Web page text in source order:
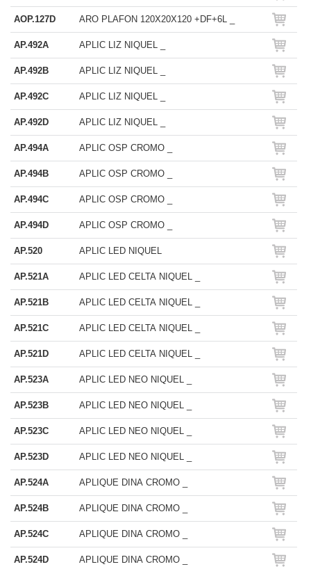
AOP.127D ARO PLAFON 120X20X120 +DF+6L _
AP.492A APLIC LIZ NIQUEL _
AP.492B APLIC LIZ NIQUEL _
AP.492C APLIC LIZ NIQUEL _
AP.492D APLIC LIZ NIQUEL _
AP.494A APLIC OSP CROMO _
AP.494B APLIC OSP CROMO _
AP.494C APLIC OSP CROMO _
AP.494D APLIC OSP CROMO _
AP.520 APLIC LED NIQUEL
AP.521A APLIC LED CELTA NIQUEL _
AP.521B APLIC LED CELTA NIQUEL _
AP.521C APLIC LED CELTA NIQUEL _
AP.521D APLIC LED CELTA NIQUEL _
AP.523A APLIC LED NEO NIQUEL _
AP.523B APLIC LED NEO NIQUEL _
AP.523C APLIC LED NEO NIQUEL _
AP.523D APLIC LED NEO NIQUEL _
AP.524A APLIQUE DINA CROMO _
AP.524B APLIQUE DINA CROMO _
AP.524C APLIQUE DINA CROMO _
AP.524D APLIQUE DINA CROMO _